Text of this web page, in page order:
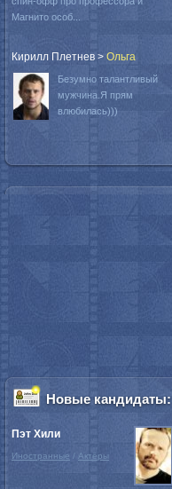
Магнито особ...
Кирилл Плетнев > Oльга
Безумно талантливый
мужчина.Я прям
влюбилась)))
Новые кандидаты:
Пэт Хили
Иностранные / Актёры